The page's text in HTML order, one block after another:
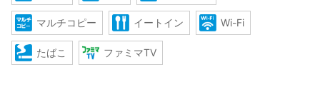
マルチコピー イートイン Wi-Fi
たばこ ファミマTV